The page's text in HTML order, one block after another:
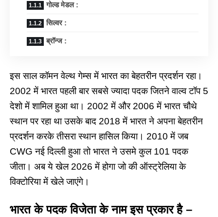
गोल्ड मेडल :
सिल्वर :
ब्रॉन्ज :
इस साल कॉमन वेल्थ गेम्स में भारत का बेहतरीन प्रदर्शन रहा।
2002 में भारत पहली बार सबसे ज्यादा पदक जितने वाल्व टॉप 5
देशो में शामिल हुआ था। 2002 में और 2006 में भारत चौथे
स्थान पर रहा था उसके बाद 2018 में भारत ने अपना बेहतरीन
प्रदर्शन करके तीसरा स्थान हासिल किया। 2010 में जब
CWG नई दिल्ली हुआ तो भारत ने उसमे कुल 101 पदक
जीता। अब ये खेल 2026 में होगा जो की ऑस्ट्रेलिया के
विक्टोरिया में खेले जाएंगे।
भारत के पदक विजेता के नाम इस प्रकार है –